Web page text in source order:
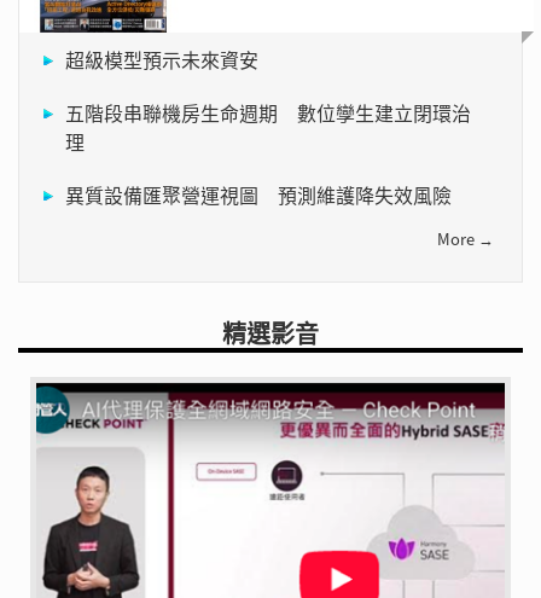
超級模型預示未來資安
五階段串聯機房生命週期 數位孿生建立閉環治
理
異質設備匯聚營運視圖 預測維護降失效風險
More →
精選影音